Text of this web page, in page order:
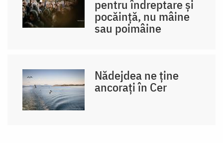
pentru îndreptare și
pocăință, nu mâine
sau poimâine
Nădejdea ne ține
ancorați în Cer